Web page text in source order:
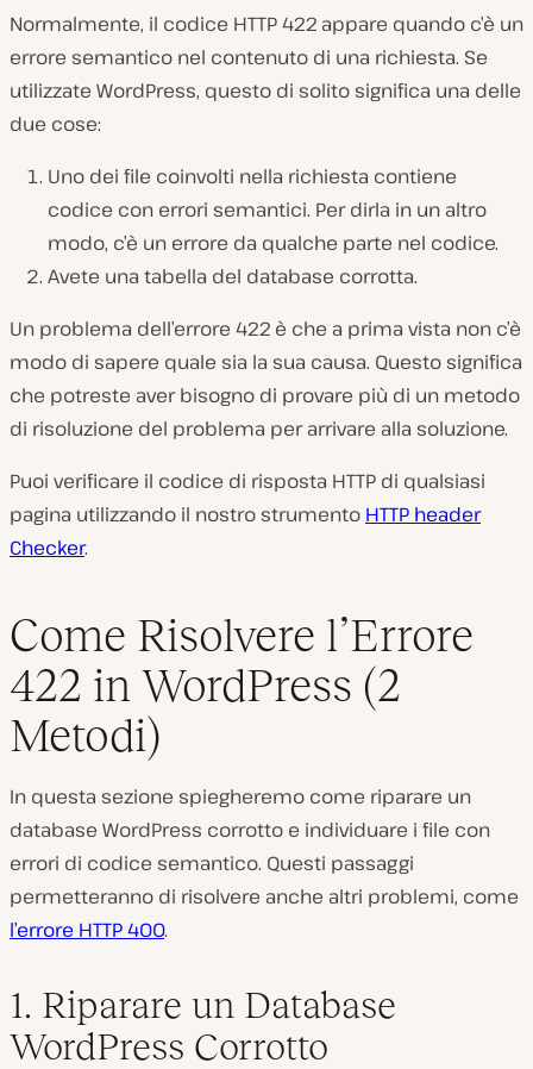
Normalmente, il codice HTTP 422 appare quando c’è un
errore semantico nel contenuto di una richiesta. Se
utilizzate WordPress, questo di solito significa una delle
due cose:
Uno dei file coinvolti nella richiesta contiene
codice con errori semantici. Per dirla in un altro
modo, c’è un errore da qualche parte nel codice.
Avete una tabella del database corrotta.
Un problema dell’errore 422 è che a prima vista non c’è
modo di sapere quale sia la sua causa. Questo significa
che potreste aver bisogno di provare più di un metodo
di risoluzione del problema per arrivare alla soluzione.
Puoi verificare il codice di risposta HTTP di qualsiasi
pagina utilizzando il nostro strumento HTTP header
Checker.
Come Risolvere l’Errore
422 in WordPress (2
Metodi)
In questa sezione spiegheremo come riparare un
database WordPress corrotto e individuare i file con
errori di codice semantico. Questi passaggi
permetteranno di risolvere anche altri problemi, come
l’errore HTTP 400.
1. Riparare un Database
WordPress Corrotto